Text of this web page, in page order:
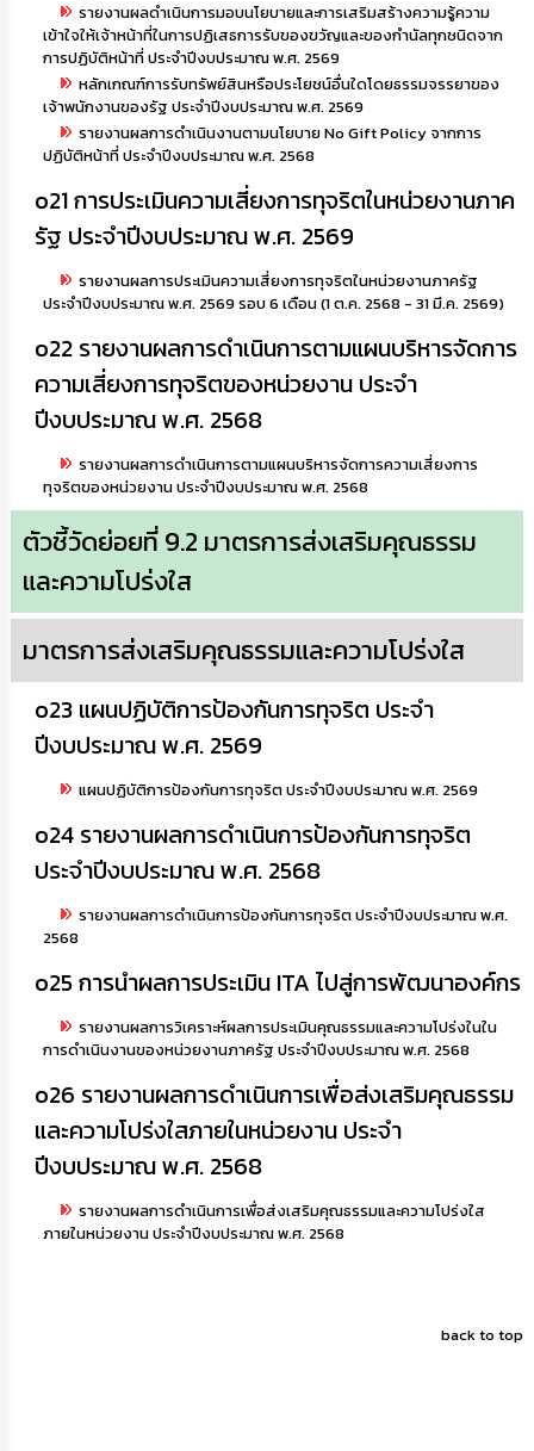
รายงานผลดำเนินการมอบนโยบายและการเสริมสร้างความรู้ความ
เข้าใจให้เจ้าหน้าที่ในการปฏิเสธการรับของขวัญและของกํานัลทุกชนิดจาก
การปฏิบัติหน้าที่ ประจำปีงบประมาณ พ.ศ. 2569
หลักเกณฑ์การรับทรัพย์สินหรือประโยชน์อื่นใดโดยธรรมจรรยาของ
เจ้าพนักงานของรัฐ ประจำปีงบประมาณ พ.ศ. 2569
รายงานผลการดำเนินงานตามนโยบาย No Gift Policy จากการ
ปฏิบัติหน้าที่ ประจำปีงบประมาณ พ.ศ. 2568
o21 การประเมินความเสี่ยงการทุจริตในหน่วยงานภาค
รัฐ ประจำปีงบประมาณ พ.ศ. 2569
รายงานผลการประเมินความเสี่ยงการทุจริตในหน่วยงานภาครัฐ
ประจำปีงบประมาณ พ.ศ. 2569 รอบ 6 เดือน (1 ต.ค. 2568 - 31 มี.ค. 2569)
o22 รายงานผลการดำเนินการตามแผนบริหารจัดการ
ความเสี่ยงการทุจริตของหน่วยงาน ประจำ
ปีงบประมาณ พ.ศ. 2568
รายงานผลการดำเนินการตามแผนบริหารจัดการความเสี่ยงการ
ทุจริตของหน่วยงาน ประจำปีงบประมาณ พ.ศ. 2568
ตัวชี้วัดย่อยที่ 9.2 มาตรการส่งเสริมคุณธรรม
และความโปร่งใส
มาตรการส่งเสริมคุณธรรมและความโปร่งใส
o23 แผนปฏิบัติการป้องกันการทุจริต ประจำ
ปีงบประมาณ พ.ศ. 2569
แผนปฏิบัติการป้องกันการทุจริต ประจำปีงบประมาณ พ.ศ. 2569
o24 รายงานผลการดำเนินการป้องกันการทุจริต
ประจำปีงบประมาณ พ.ศ. 2568
รายงานผลการดำเนินการป้องกันการทุจริต ประจำปีงบประมาณ พ.ศ.
2568
o25 การนำผลการประเมิน ITA ไปสู่การพัฒนาองค์กร
รายงานผลการวิเคราะห์ผลการประเมินคุณธรรมและความโปร่งในใน
การดำเนินงานของหน่วยงานภาครัฐ ประจำปีงบประมาณ พ.ศ. 2568
o26 รายงานผลการดำเนินการเพื่อส่งเสริมคุณธรรม
และความโปร่งใสภายในหน่วยงาน ประจำ
ปีงบประมาณ พ.ศ. 2568
รายงานผลการดำเนินการเพื่อส่งเสริมคุณธรรมและความโปร่งใส
ภายในหน่วยงาน ประจำปีงบประมาณ พ.ศ. 2568
back to top